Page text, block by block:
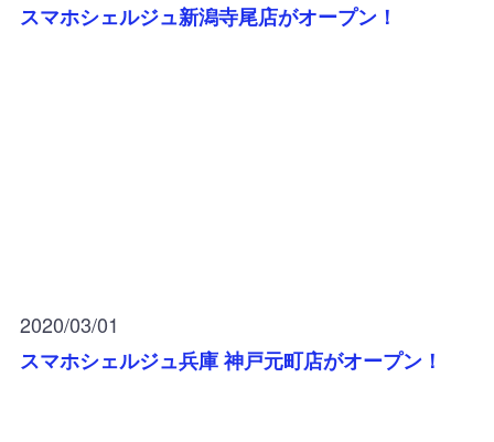
スマホシェルジュ新潟寺尾店がオープン！
2020/03/01
スマホシェルジュ兵庫 神戸元町店がオープン！